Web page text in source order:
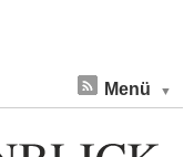
Menü